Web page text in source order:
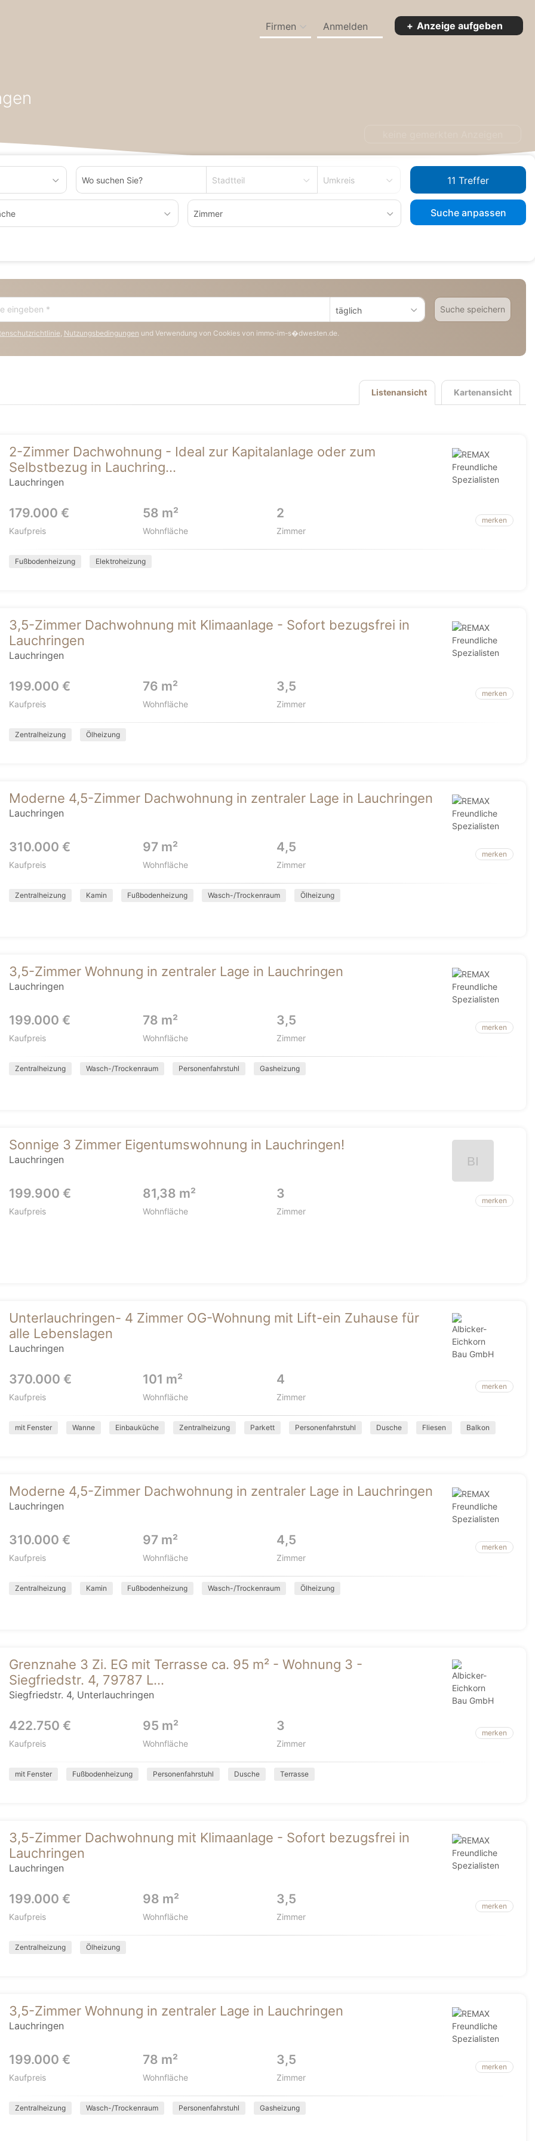
Firmen Anmelden Anzeige aufgeben
Stadtteil Umkreis
Zimmer Suche anpassen
täglich Suche speichern
, Nutzungsbedingungen und Verwendung von Cookies von immo-im-s�dwesten.de.
Kartenansicht
Listenansicht
2-Zimmer Dachwohnung - Ideal zur Kapitalanlage oder zum
Selbstbezug in Lauchring...
Lauchringen
179.000 €
Kaufpreis
58 m²
Wohnfläche
2
Zimmer
merken
Fußbodenheizung Elektroheizung
3,5-Zimmer Dachwohnung mit Klimaanlage - Sofort bezugsfrei in
Lauchringen
Lauchringen
199.000 €
Kaufpreis
76 m²
Wohnfläche
3,5
Zimmer
merken
Zentralheizung Ölheizung
Moderne 4,5-Zimmer Dachwohnung in zentraler Lage in Lauchringen
Lauchringen
310.000 €
Kaufpreis
97 m²
Wohnfläche
4,5
Zimmer
merken
Zentralheizung Kamin Fußbodenheizung Wasch-/Trockenraum Ölheizung
3,5-Zimmer Wohnung in zentraler Lage in Lauchringen
Lauchringen
199.000 €
Kaufpreis
78 m²
Wohnfläche
3,5
Zimmer
merken
Zentralheizung Wasch-/Trockenraum Personenfahrstuhl Gasheizung
Sonnige 3 Zimmer Eigentumswohnung in Lauchringen!
Lauchringen
199.900 €
Kaufpreis
81,38 m²
Wohnfläche
3
Zimmer
merken
Unterlauchringen- 4 Zimmer OG-Wohnung mit Lift-ein Zuhause für
alle Lebenslagen
Lauchringen
370.000 €
Kaufpreis
101 m²
Wohnfläche
4
Zimmer
merken
mit Fenster Wanne Einbauküche Zentralheizung Parkett Personenfahrstuhl Dusche Fliesen Balkon
Moderne 4,5-Zimmer Dachwohnung in zentraler Lage in Lauchringen
Lauchringen
310.000 €
Kaufpreis
97 m²
Wohnfläche
4,5
Zimmer
merken
Zentralheizung Kamin Fußbodenheizung Wasch-/Trockenraum Ölheizung
Grenznahe 3 Zi. EG mit Terrasse ca. 95 m² - Wohnung 3 -
Siegfriedstr. 4, 79787 L...
Siegfriedstr. 4, Unterlauchringen
422.750 €
Kaufpreis
95 m²
Wohnfläche
3
Zimmer
merken
mit Fenster Fußbodenheizung Personenfahrstuhl Dusche Terrasse
3,5-Zimmer Dachwohnung mit Klimaanlage - Sofort bezugsfrei in
Lauchringen
Lauchringen
199.000 €
Kaufpreis
98 m²
Wohnfläche
3,5
Zimmer
merken
Zentralheizung Ölheizung
3,5-Zimmer Wohnung in zentraler Lage in Lauchringen
Lauchringen
199.000 €
Kaufpreis
78 m²
Wohnfläche
3,5
Zimmer
merken
Zentralheizung Wasch-/Trockenraum Personenfahrstuhl Gasheizung